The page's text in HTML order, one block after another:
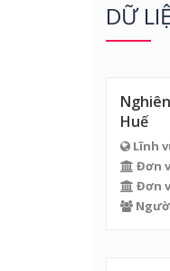
DỮ
Huế
Lĩnh
Đơn
Đơn